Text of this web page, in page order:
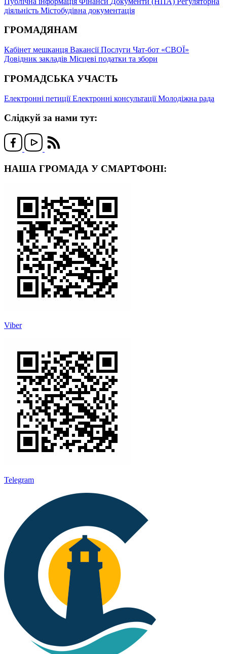
діяльність Містобудівна документація
ГРОМАДЯНАМ
Кабінет мешканця ВакансіїПослуги Чат-бот «СВОЇ»
Довідник закладів Місцеві податки та збори
ГРОМАДСЬКА УЧАСТЬ
Електронні петиціїЕлектронні консультаціїМолодіжна рада
Слідкуй за нами тут:
НАША ГРОМАДА У СМАРТФОНІ:
Viber
Telegram